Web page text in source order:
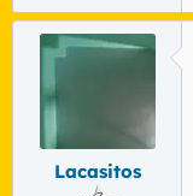
Lacasitos